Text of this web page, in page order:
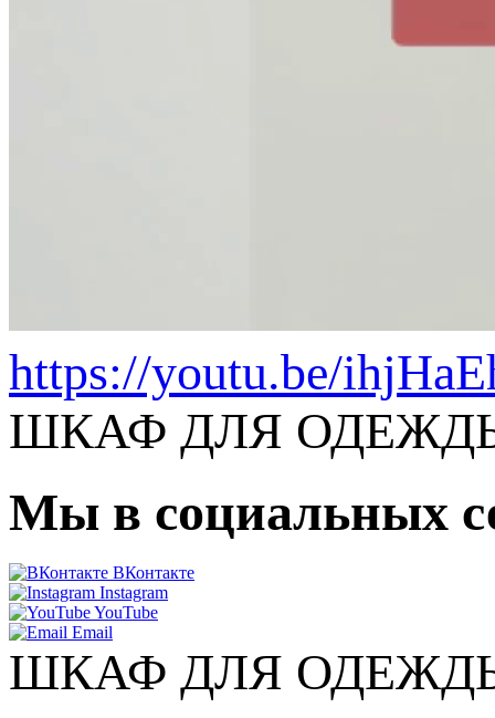
https://youtu.be/
ШКАФ ДЛЯ
Мы в социальных
ВКонтакте
Instagram
YouTube
Email
ШКАФ ДЛЯ